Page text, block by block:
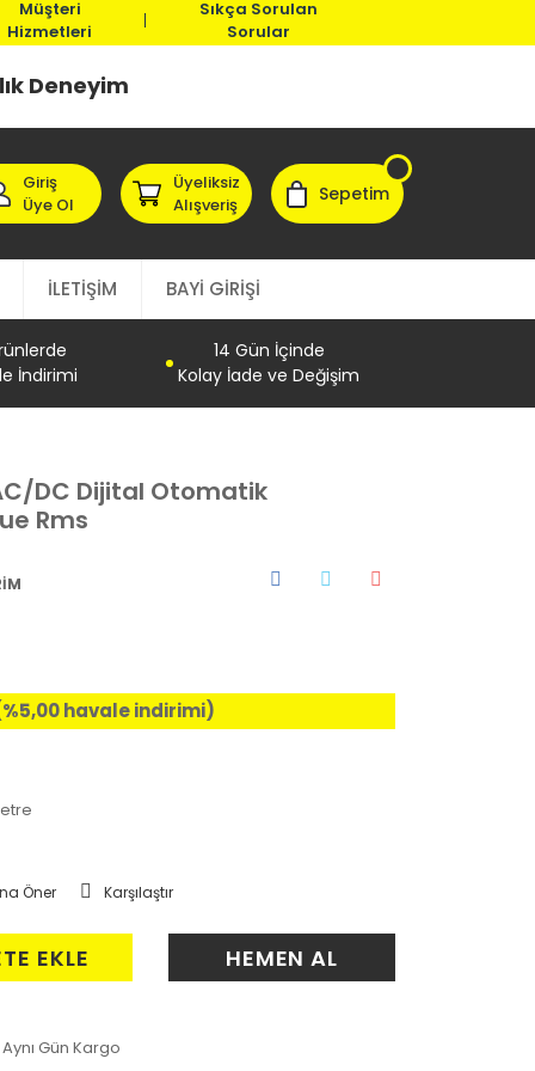
Müşteri
Hizmetleri
Sıkça Sorulan
Sorular
Deneyim
Giriş
Üye Ol
Üyeliksiz
Alışveriş
Sepetim
İLETİŞİM BAYİ GİRİŞİ
İndirimi
14 Gün İçinde
Kolay İade ve Değişim
DC Dijital Otomatik
Rms
havale indirimi)
Öner Karşılaştır
EKLE HEMEN AL
Aynı Gün Kargo